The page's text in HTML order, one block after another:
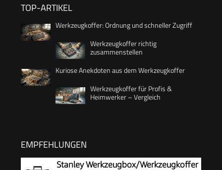
TOP-ARTIKEL
Werkzeugkoffer: Ordnung und schneller Zugriff
Werkzeugkoffer richtig
zusammenstellen
Kuriose Anekdoten aus dem Werkzeugkoffer
Werkzeugkoffer für Profis &
Heimwerker – Vergleich
EMPFEHLUNGEN
Stanley Werkzeugbox/Werkzeugkoffer